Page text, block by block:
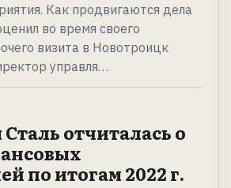
Как продвигаются дела
во время своего
визита в Новотроицк
управля…
отчиталась о
по итогам 2022 г.